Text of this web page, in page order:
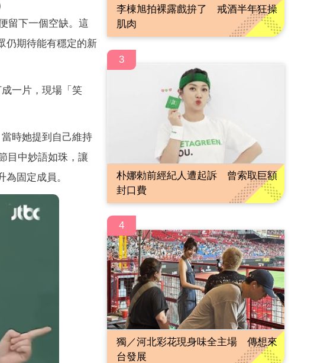
留下一個空缺。這
仍期待能有穩定的新
一片，現場「笑
時她提到自己維持
目中妙語如珠，讓
固定成員。
李棟旭拍裸露戲拚了 戒酒半年狂操
肌肉
3
朴娜勑前經紀人遭起訴 曾索取巨額
封口費
4
獨／河北彩花現身味全主場 傳想來
台發展